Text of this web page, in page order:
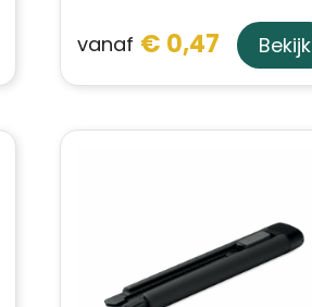
vanaf € 0,47 Bekijk